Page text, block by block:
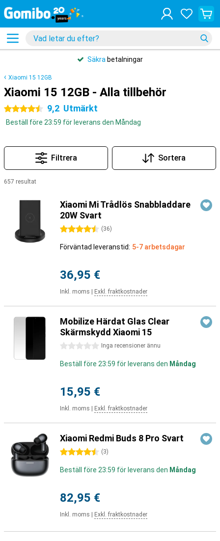
Säkra betalningar
Xiaomi 15 12GB
Xiaomi 15 12GB - Alla tillbehör
4.5 stjärnor 9,2 Utmärkt
Beställ före 23:59 för leverans den Måndag
Filtrera Sortera
657 resultat
Xiaomi Mi Trådlös Snabbladdare
20W Svart
4.5 stjärnor (36)
Förväntad leveranstid: 5-7 arbetsdagar
36,95 €
Inkl. moms Exkl. fraktkostnader
Mobilize Härdat Glas Clear
Skärmskydd Xiaomi 15
0 stjärnor Inga recensioner ännu
Beställ före 23:59 för leverans den Måndag
15,95 €
Inkl. moms Exkl. fraktkostnader
Xiaomi Redmi Buds 8 Pro Svart
4.5 stjärnor (3)
Beställ före 23:59 för leverans den Måndag
82,95 €
Inkl. moms Exkl. fraktkostnader